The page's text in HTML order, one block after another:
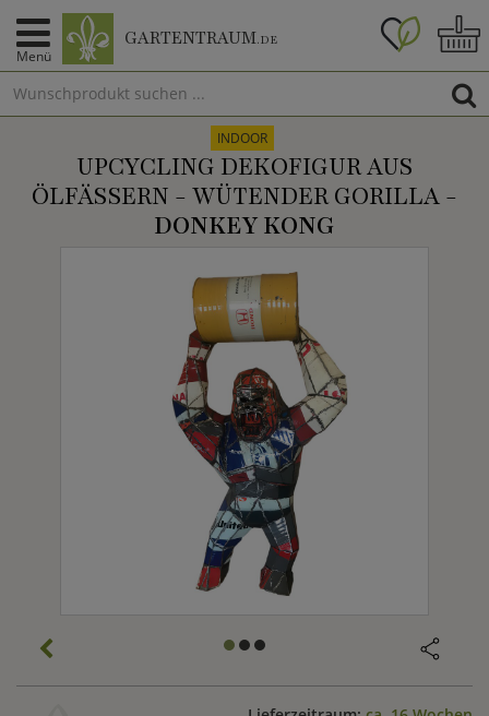
Menü
GARTENTRAUM.DE
INDOOR
UPCYCLING DEKOFIGUR AUS
ÖLFÄSSERN - WÜTENDER GORILLA -
DONKEY KONG